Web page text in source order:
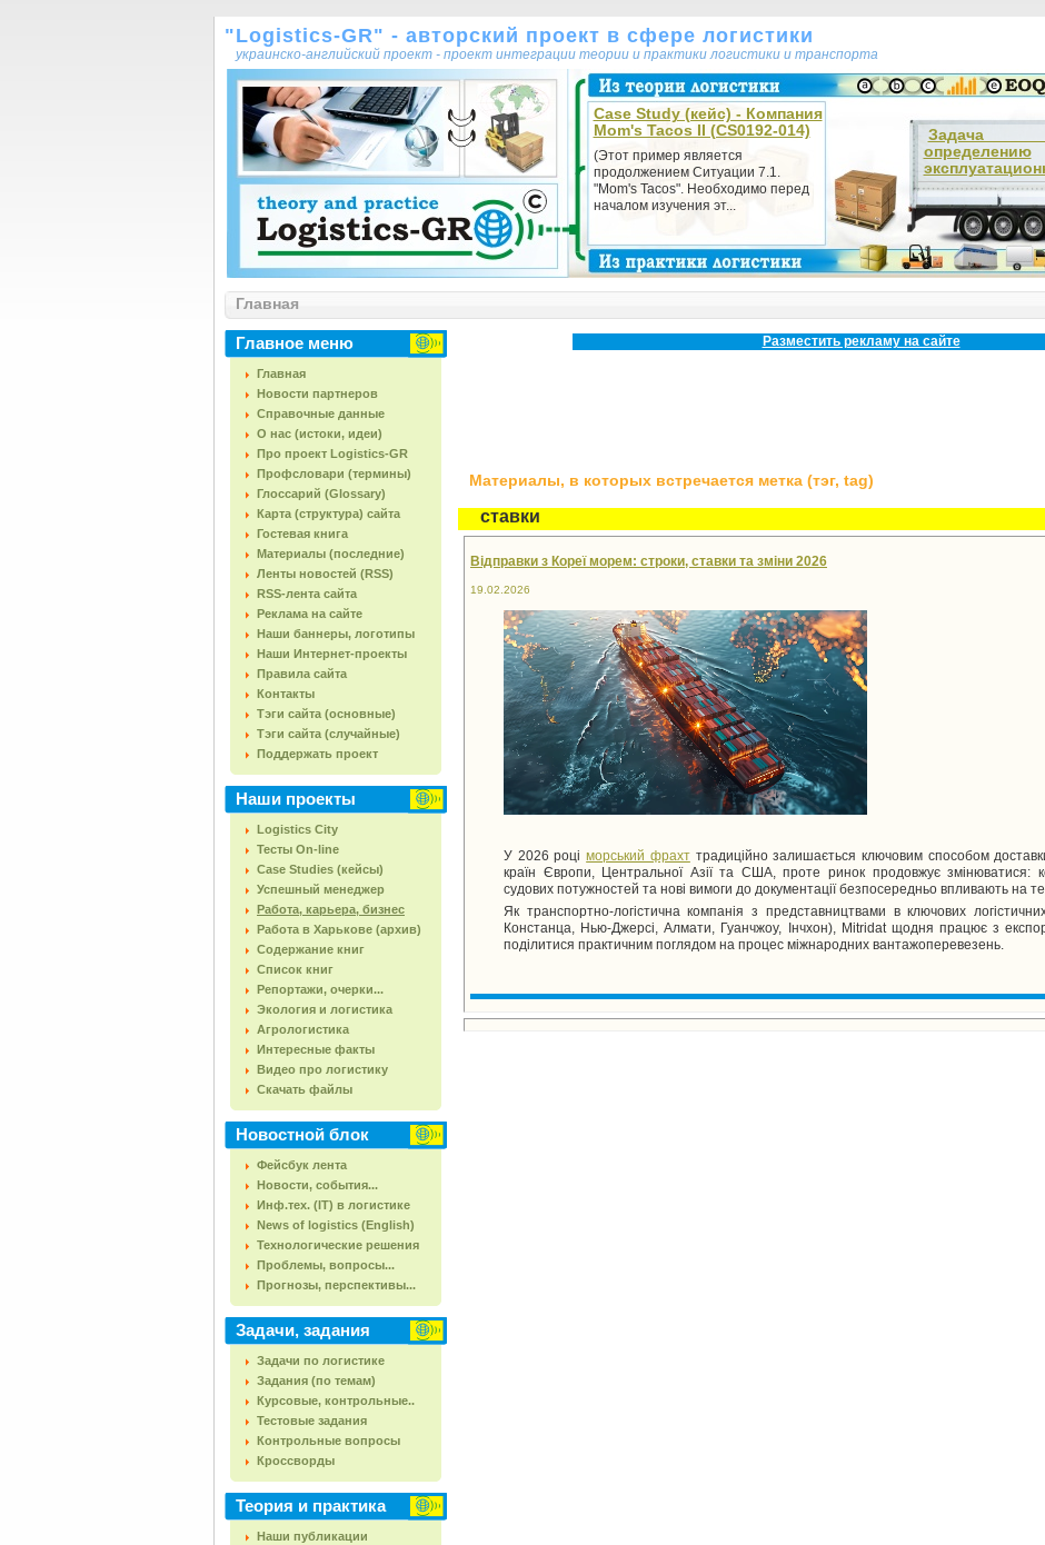
"Logistics-GR" - авторский проект в сфере логистики
украинско-английский проект - проект интеграции теории и практики логистики и транспорта
Case Study (кейс) - Компания
Mom's Tacos II (CS0192-014)
(Этот пример является
продолжением Ситуации 7.1.
"Mom's Tacos". Необходимо перед
началом изучения эт...
Задача
определению
Главная
Главное меню
Главная
Новости партнеров
Справочные данные
О нас (истоки, идеи)
Про проект Logistics-GR
Профсловари (термины)
Глоссарий (Glossary)
Карта (структура) сайта
Гостевая книга
Материалы (последние)
Ленты новостей (RSS)
RSS-лента сайта
Реклама на сайте
Наши баннеры, логотипы
Наши Интернет-проекты
Правила сайта
Контакты
Тэги сайта (основные)
Тэги сайта (случайные)
Поддержать проект
Наши проекты
Logistics City
Тесты On-line
Case Studies (кейсы)
Успешный менеджер
Работа, карьера, бизнес
Работа в Харькове (архив)
Содержание книг
Список книг
Репортажи, очерки...
Экология и логистика
Агрологистика
Интересные факты
Видео про логистику
Скачать файлы
Новостной блок
Фейсбук лента
Новости, события...
Инф.тех. (IT) в логистике
News of logistics (English)
Технологические решения
Проблемы, вопросы...
Прогнозы, перспективы...
Задачи, задания
Задачи по логистике
Задания (по темам)
Курсовые, контрольные..
Тестовые задания
Контрольные вопросы
Кроссворды
Теория и практика
Наши публикации
Разместить рекламу на сайте
Материалы, в которых встречается метка (тэг, tag)
ставки
Відправки з Кореї морем: строки, ставки та зміни 2026
19.02.2026
У 2026 роціморський фрахттрадиційно залишається ключовим способом
країн Європи, Центральної Азії та США, проте ринок продовжує змінюватися:
судових потужностей та нові вимоги до документації безпосередньо впливають на
Як транспортно-логістична компанія з представництвами в ключових
Констанца, Нью-Джерсі, Алмати, Гуанчжоу, Інчхон), Mitridat щодня працює з
поділитися практичним поглядом на процес міжнародних вантажоперевезень.